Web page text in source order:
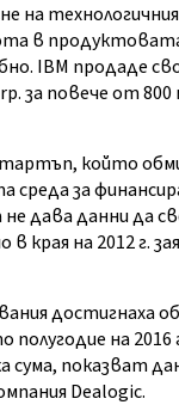
на
в продуктовата
IBM продаде
за повече от 800
който
среда за
дава данни да
в края на 2012 г.
достигнаха
полугодие на 2016
сума, показват
Dealogic.